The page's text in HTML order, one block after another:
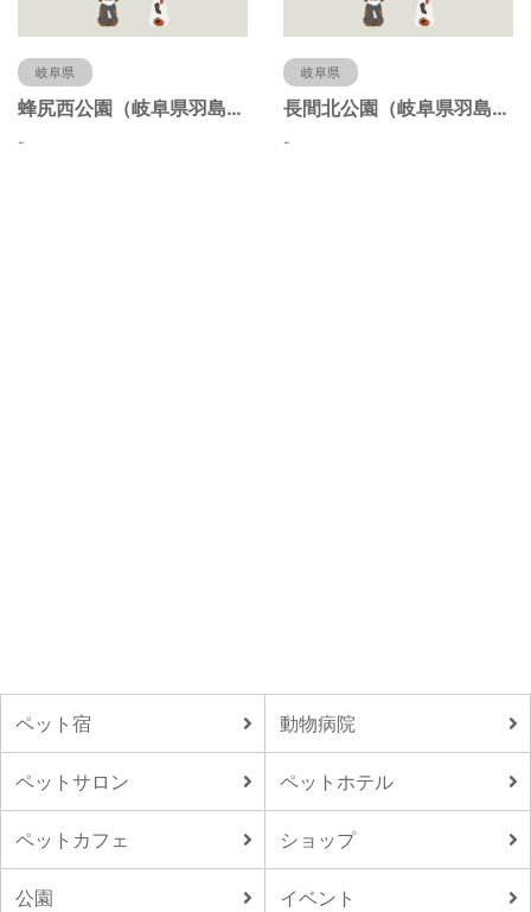
岐阜県
蜂尻西公園（岐阜県羽島市）
-
岐阜県
長間北公園（岐阜県羽島市）
-
ペット宿 動物病院
ペットサロン ペットホテル
ペットカフェ ショップ
公園 イベント